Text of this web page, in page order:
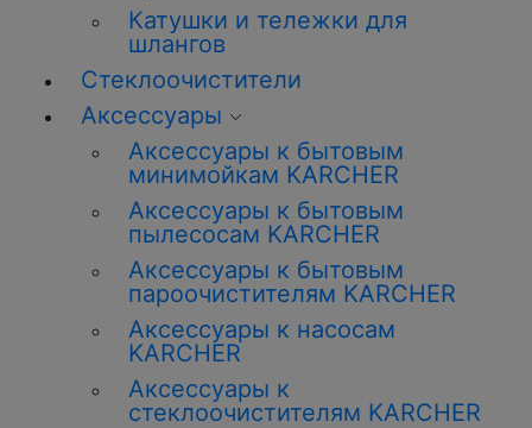
Катушки и тележки для
шлангов
Стеклоочистители
Аксессуары
Аксессуары к бытовым
минимойкам KARCHER
Аксессуары к бытовым
пылесосам KARCHER
Аксессуары к бытовым
пароочистителям KARCHER
Аксессуары к насосам
KARCHER
Аксессуары к
стеклоочистителям KARCHER